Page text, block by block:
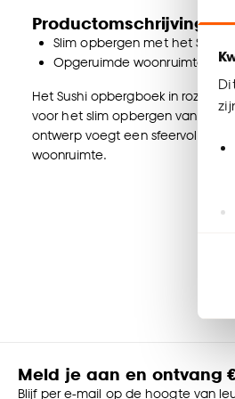
Productomschrijving
Slim opbergen met het Sushi
Opgeruimde woonruimte
Het Sushi opbergboek in roze is
voor het slim opbergen van
ontwerp voegt een sfeervol
woonruimte.
Meld je aan en ontvang
Blijf per e-mail op de hoogte van